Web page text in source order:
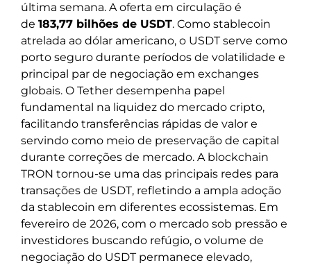
última semana. A oferta em circulação é
de 183,77 bilhões de USDT. Como stablecoin
atrelada ao dólar americano, o USDT serve como
porto seguro durante períodos de volatilidade e
principal par de negociação em exchanges
globais. O Tether desempenha papel
fundamental na liquidez do mercado cripto,
facilitando transferências rápidas de valor e
servindo como meio de preservação de capital
durante correções de mercado. A blockchain
TRON tornou-se uma das principais redes para
transações de USDT, refletindo a ampla adoção
da stablecoin em diferentes ecossistemas. Em
fevereiro de 2026, com o mercado sob pressão e
investidores buscando refúgio, o volume de
negociação do USDT permanece elevado,